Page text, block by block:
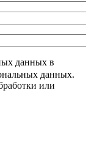
данных в
данных.
или